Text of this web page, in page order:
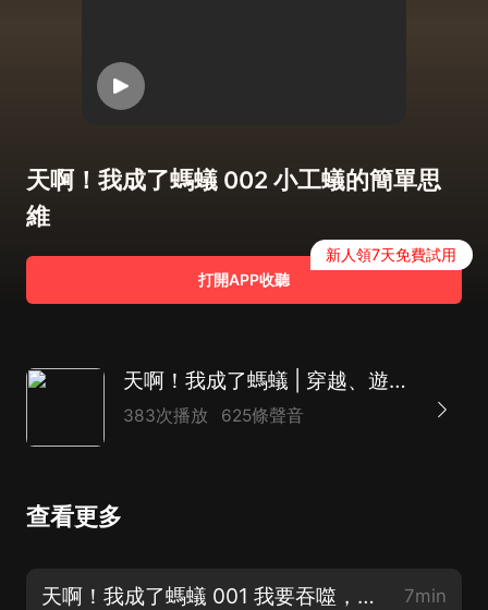
天啊！我成了螞蟻 002 小工蟻的簡單思
維
打開APP收聽
新人領7天免費試用
天啊！我成了螞蟻 | 穿越、遊戲、玄幻
383次播放 625條聲音
查看更多
天啊！我成了螞蟻 001 我要吞噬，我要進化 7min